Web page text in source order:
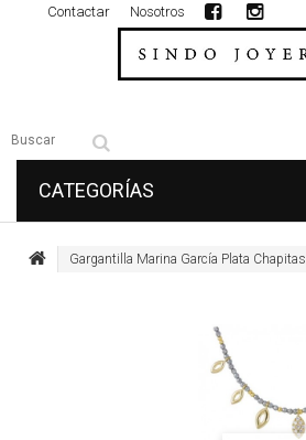
Nosotros
Contactar
CATEGORÍAS
Gargantilla Marina García Plata Chapitas